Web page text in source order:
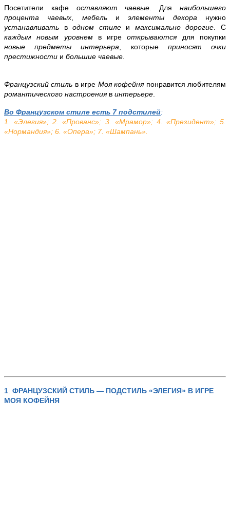
Посетители кафе оставляют чаевые . Длянаибольшего
процента чаевых
мебель иэлементы декора нужно
устанавливать водном стилеи максимально дорогие . С
каждым новым уровнемв игреоткрываются для покупки
новые предметы интерьера , которые приносят очки
престижности и большие чаевые
Французский стиль в игре Моя кофейняпонравится любителям
романтического настроенияв интерьере
Во Французском стиле есть 7 подстилей:
1. «Элегия»; 2. «Прованс»; 3. «Мрамор»; 4. «Президент»; 5.
«Нормандия»; 6. «Опера»; 7. «Шампань».
1 ФРАНЦУЗСКИЙ СТИЛЬ — ПОДСТИЛЬ «ЭЛЕГИЯ» В ИГРЕ
МОЯ КОФЕЙНЯ